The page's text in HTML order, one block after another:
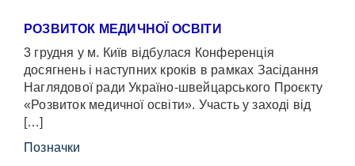
РОЗВИТОК МЕДИЧНОЇ ОСВІТИ
3 грудня у м. Київ відбулася Конференція
досягнень і наступних кроків в рамках Засідання
Наглядової ради Україно-швейцарського Проєкту
«Розвиток медичної освіти». Участь у заході від
[…]
Позначки